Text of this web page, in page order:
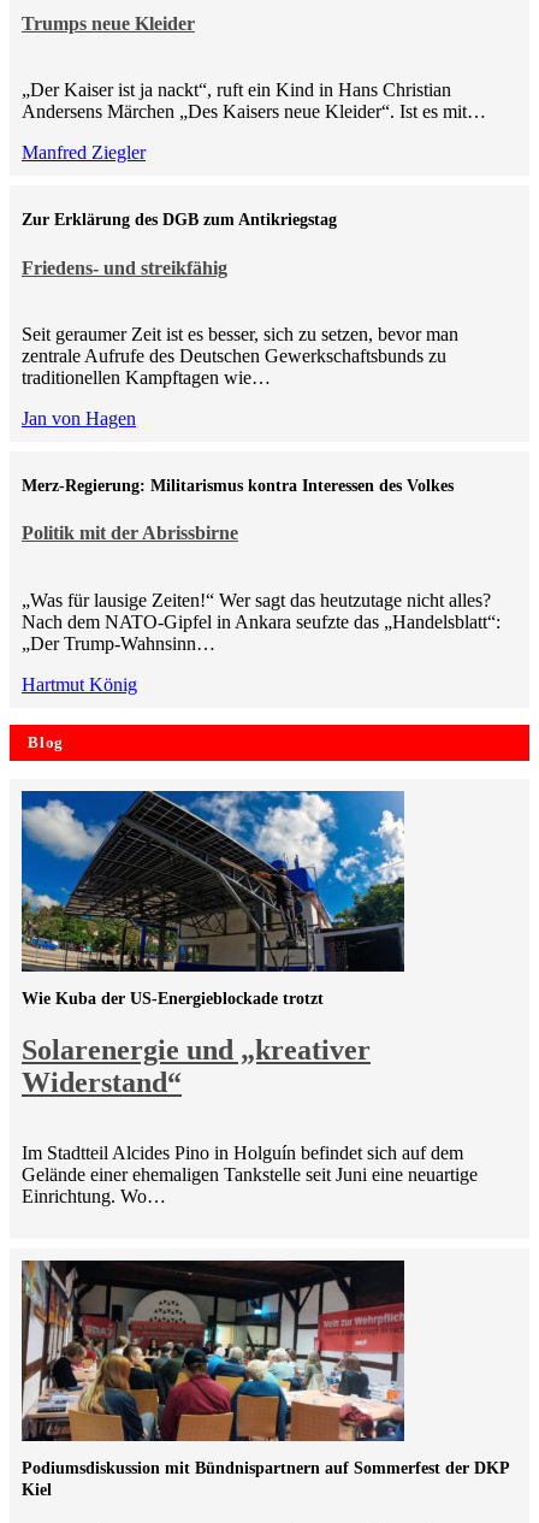
Trumps neue Kleider
„Der Kaiser ist ja nackt“, ruft ein Kind in Hans Christian
Andersens Märchen „Des Kaisers neue Kleider“. Ist es mit…
Manfred Ziegler
Friedens- und streikfähig
Zur Erklärung des DGB zum Antikriegstag
Seit geraumer Zeit ist es besser, sich zu setzen, bevor man
zentrale Aufrufe des Deutschen Gewerkschaftsbunds zu
traditionellen Kampftagen wie…
Jan von Hagen
Politik mit der Abrissbirne
Merz-Regierung: Militarismus kontra Inte­ressen des Volkes
„Was für lausige Zeiten!“ Wer sagt das heutzutage nicht alles?
Nach dem NATO-Gipfel in Ankara seufzte das „Handelsblatt“:
„Der Trump-Wahnsinn…
Hartmut König
Blog
Solarenergie und „kreativer
Widerstand“
Wie Kuba der US-Energieblockade trotzt
Im Stadtteil Alcides Pino in Holguín befindet sich auf dem
Gelände einer ehemaligen Tankstelle seit Juni eine neuartige
Einrichtung. Wo…
Podiumsdiskussion mit Bündnispartnern auf Sommerfest der DKP
Kiel